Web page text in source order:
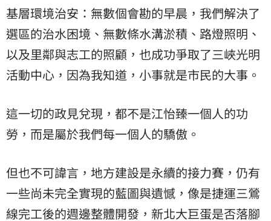
基層環境治安：無數個會勘的早晨，我們解決了
選區的治水困境、無數條水溝淤積、路燈照明、
以及里鄰與志工的照顧，也成功爭取了三峽光明
活動中心，因為我知道，小事就是市民的大事。
這一切的政見兌現，都不是江怡臻一個人的功
勞，而是屬於我們每一個人的驕傲。
但也不可諱言，地方建設是永續的接力賽，仍有
一些尚未完全實現的藍圖與遺憾，像是捷運三鶯
線完工後的週邊整體開發，新北大巨蛋是否落腳